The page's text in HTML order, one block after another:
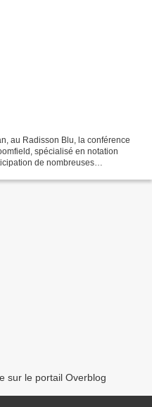
au Radisson Blu, la conférence
spécialisé en notation
de nombreuses
sur le portail Overblog